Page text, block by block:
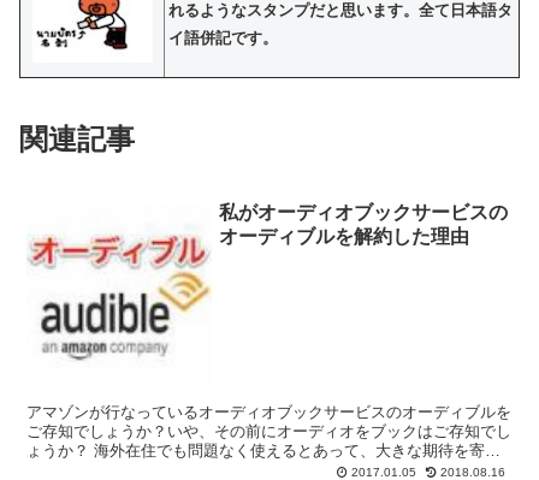
れるようなスタンプだと思います。全て日本語タ
イ語併記です。
関連記事
私がオーディオブックサービスの
オーディブルを解約した理由
アマゾンが行なっているオーディオブックサービスのオーディブルを
ご存知でしょうか？いや、その前にオーディオをブックはご存知でし
ょうか？ 海外在住でも問題なく使えるとあって、大きな期待を寄せ
て無料お試し会員になったのですが、結局使わなくなったの...
2017.01.05 2018.08.16